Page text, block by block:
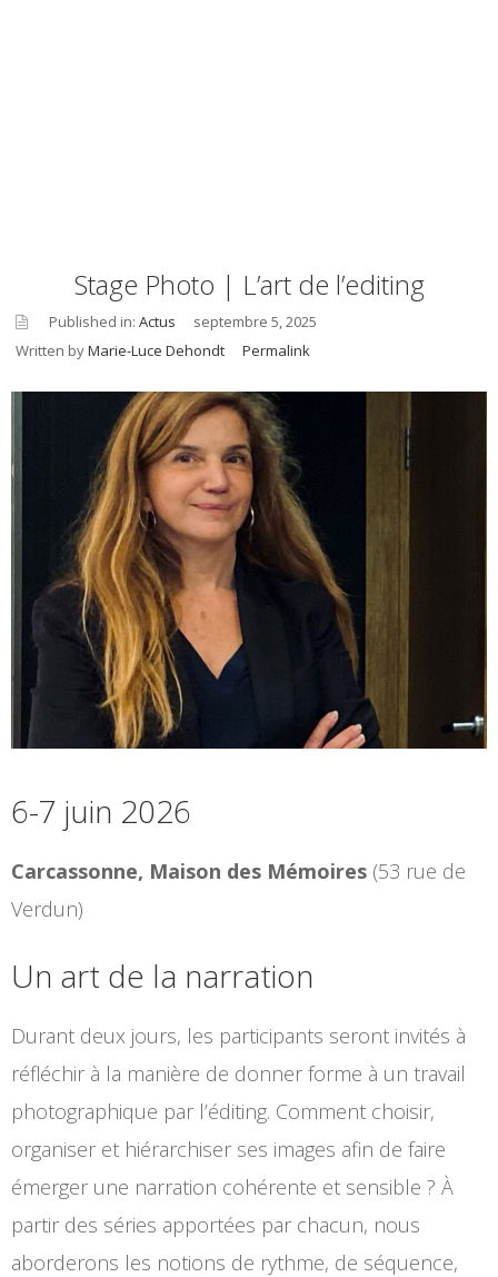
Stage Photo | L’art de l’editing
asid
Published in: Actus
septembre 5, 2025
Written byMarie-Luce Dehondt Permalink
6-7 juin 2026
Carcassonne, Maison des Mémoires (53 rue de
Verdun)
Un art de la narration
Durant deux jours, les participants seront invités à
réfléchir à la manière de donner forme à un travail
photographique par l’éditing. Comment choisir,
organiser et hiérarchiser ses images afin de faire
émerger une narration cohérente et sensible ? À
partir des séries apportées par chacun, nous
aborderons les notions de rythme, de séquence,